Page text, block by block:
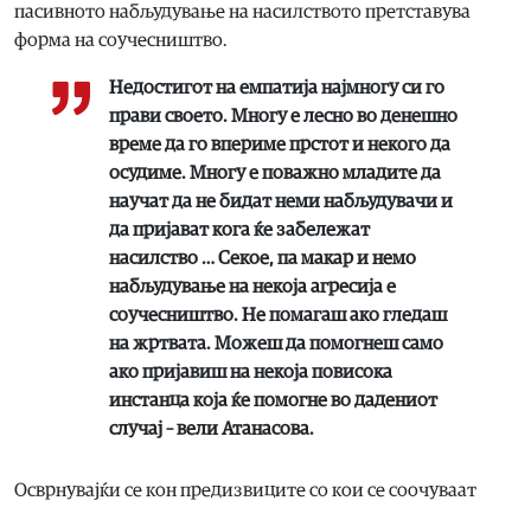
пасивното набљудување на насилството претставува
форма на соучесништво.
Недостигот на емпатија најмногу си го
прави своето. Многу е лесно во денешно
време да го впериме прстот и некого да
осудиме. Многу е поважно младите да
научат да не бидат неми набљудувачи и
да пријават кога ќе забележат
насилство … Секое, па макар и немо
набљудување на некоја агресија е
соучесништво. Не помагаш ако гледаш
на жртвата. Можеш да помогнеш само
ако пријавиш на некоја повисока
инстанца која ќе помогне во дадениот
случај – вели Атанасова.
Осврнувајќи се кон предизвиците со кои се соочуваат